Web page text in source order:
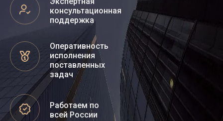
консультационная
поддержка
Оперативность
исполнения
поставленных
задач
Работаем по
всей России